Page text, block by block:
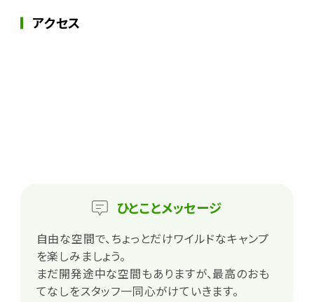
アクセス
ひとことメッセージ
自由な空間で、ちょっとだけワイルドなキャンプ
を楽しみましょう。
まだ開発途中な空間もありますが、最高のおも
てなしをスタッフ一同心がけていきます。